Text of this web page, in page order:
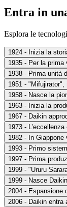
Entra in
Esplora le
1924 - Inizia la
1935 - Per la prima
1938 - Prima unità
1951 -
1958 - Nasce la
1963 - Inizia la
1967 - Daikin
1973 -
1982 - In
1993 - Primo
1997 - Prima
1999 - "Ururu
1999 - Nasce
2004 - Espansione
2006 - Daikin entra